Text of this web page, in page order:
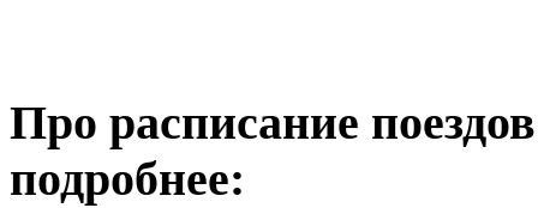
Про расписание
подробнее: